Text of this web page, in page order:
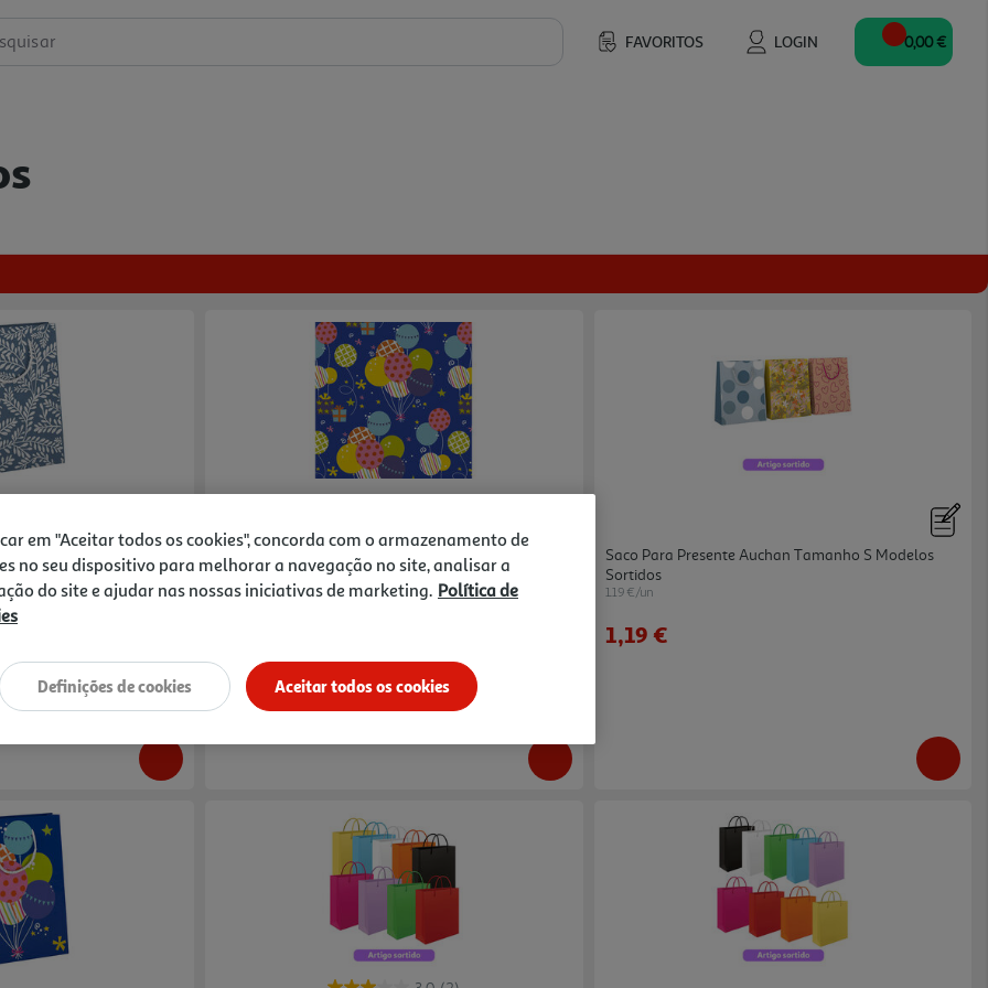
FAVORITOS LOGIN 0,00 €
Tamanho S Rolo Papel Embrulho Auchan Infantil 2m
1.39 €/un
Saco Para Presente Auchan Tamanho S Modelos
Sortidos
1.19 €/un
1,19 €
em "Aceitar todos os cookies", concorda com o armazenamento de
no seu dispositivo para melhorar a navegação no site, analisar a
do site e ajudar nas nossas iniciativas de marketing. Política de
Aceitar todos os cookies
Definições de cookies